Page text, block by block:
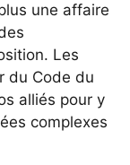
une affaire
Les
du Code du
alliés pour y
complexes